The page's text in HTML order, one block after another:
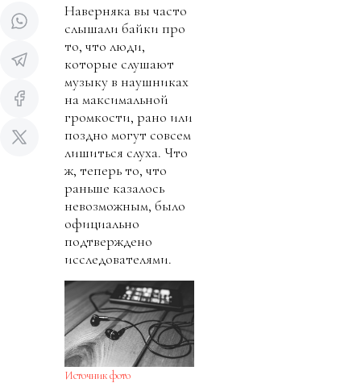
Наверняка вы часто
слышали байки про
то, что люди,
которые слушают
музыку в наушниках
на максимальной
громкости, рано или
поздно могут совсем
лишиться слуха. Что
ж, теперь то, что
раньше казалось
невозможным, было
официально
подтверждено
исследователями.
Источник фото